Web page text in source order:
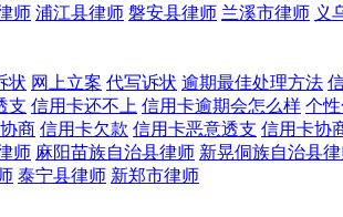
师 浦江县律师 磐安县律师 兰溪市律师 义
状 网上立案 代写诉状 逾期最佳处理方法
支 信用卡还不上 信用卡逾期会怎么样 个
商 信用卡欠款 信用卡恶意透支 信用卡协
师 麻阳苗族自治县律师 新晃侗族自治县
泰宁县律师 新郑市律师